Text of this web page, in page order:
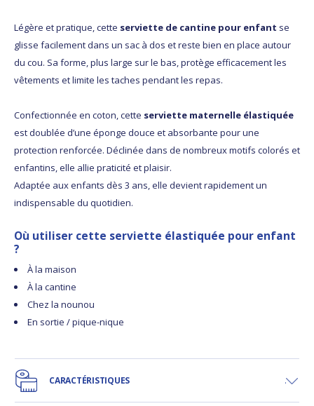
Légère et pratique, cette serviette de cantine pour enfant se
glisse facilement dans un sac à dos et reste bien en place autour
du cou. Sa forme, plus large sur le bas, protège efficacement les
vêtements et limite les taches pendant les repas.
Confectionnée en coton, cette serviette maternelle élastiquée
est doublée d’une éponge douce et absorbante pour une
protection renforcée. Déclinée dans de nombreux motifs colorés et
enfantins, elle allie praticité et plaisir.
Adaptée aux enfants dès 3 ans, elle devient rapidement un
indispensable du quotidien.
Où utiliser cette serviette élastiquée pour enfant
?
À la maison
À la cantine
Chez la nounou
En sortie / pique-nique
CARACTÉRISTIQUES